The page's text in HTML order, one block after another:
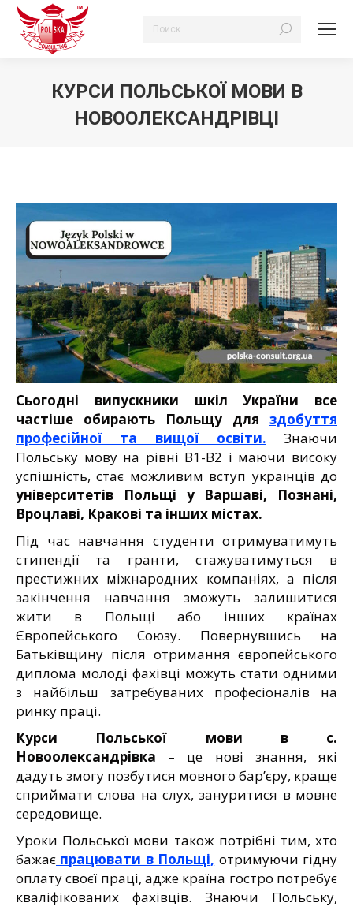
Search:
КУРСИ ПОЛЬСЬКОЇ МОВИ В
НОВООЛЕКСАНДРІВЦІ
Сьогодні випускники шкіл України все
частіше обирають Польщу для здобуття
професійної та вищої освіти. Знаючи
Польську мову на рівні В1-В2 і маючи високу
успішність, стає можливим вступ українців до
університетів Польщі у Варшаві, Познані,
Вроцлаві, Кракові та інших містах.
Під час навчання студенти отримуватимуть
стипендії та гранти, стажуватимуться в
престижних міжнародних компаніях, а після
закінчення навчання зможуть залишитися
жити в Польщі або інших країнах
Європейського Союзу. Повернувшись на
Батьківщину після отримання європейського
диплома молоді фахівці можуть стати одними
з найбільш затребуваних професіоналів на
ринку праці.
Курси Польської мови в с.
Новоолександрівка – це нові знання, які
дадуть змогу позбутися мовного бар’єру, краще
сприймати слова на слух, зануритися в мовне
середовище.
Уроки Польської мови також потрібні тим, хто
бажає працювати в Польщі, отримуючи гідну
оплату своєї праці, адже країна гостро потребує
кваліфікованих фахівців. Знаючи Польську,